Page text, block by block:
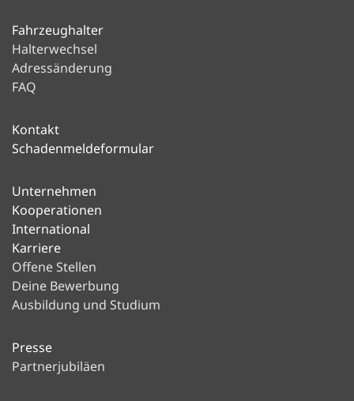
Fahrzeughalter
Halterwechsel
Adressänderung
FAQ
Kontakt
Schadenmeldeformular
Unternehmen
Kooperationen
International
Karriere
Offene Stellen
Deine Bewerbung
Ausbildung und Studium
Presse
Partnerjubiläen